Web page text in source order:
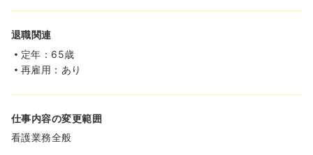
退職関連
定年：65歳
再雇用：あり
仕事内容の変更範囲
看護業務全般